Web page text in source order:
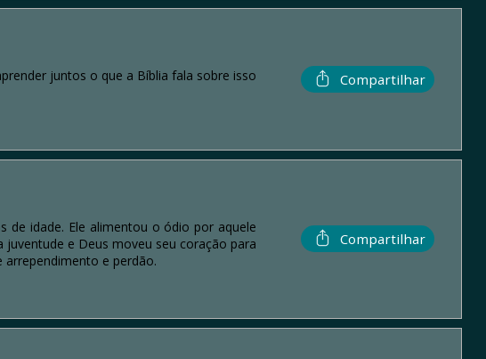
juntos o que a Bíblia fala sobre isso
Compartilhar
de idade. Ele alimentou o ódio por aquele
e Deus moveu seu coração para
e perdão.
Compartilhar